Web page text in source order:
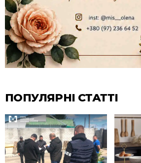
ПОПУЛЯРНІ СТАТТІ